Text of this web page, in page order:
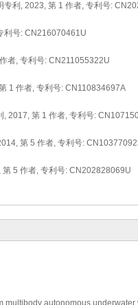
专利, 2023, 第 1 作者, 专利号:
利号: CN216070461U
者, 专利号: CN211055322U
1 作者, 专利号: CN110834697A
, 2017, 第 1 作者, 专利号:
第 5 作者, 专利号:
第 5 作者, 专利号: CN202828069U
multibody autonomous